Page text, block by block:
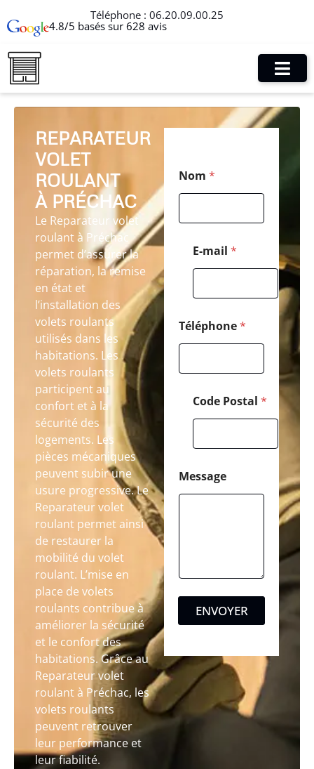
Téléphone : 06.20.09.00.25
4.8/5 basés sur 628 avis
REPARATEUR
VOLET
ROULANT
À PRÉCHAC
Le Reparateur volet
roulant à Préchac
permet d’assurer la
réparation, la remise
en état et
l’installation des
volets roulants
utilisés dans les
habitations. Les
volets roulants
participent au
confort et à la
sécurité des
logements. Les
pièces mécaniques
peuvent subir une
usure progressive. Le
Reparateur volet
roulant permet ainsi
de restaurer la
mobilité du volet
roulant. L’mise en
place de volets
roulants contribue à
améliorer la sécurité
et le confort des
habitations. Grâce au
Reparateur volet
roulant à Préchac, les
volets roulants
peuvent retrouver
leur performance et
leur fiabilité.
Nom *
E-mail *
Téléphone*
Code Postal *
Message
ENVOYER